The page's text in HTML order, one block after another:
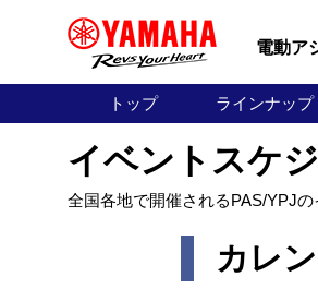
電動ア
トップ ラインナップ
イベントスケ
全国各地で開催されるPAS/YPJの
カレ